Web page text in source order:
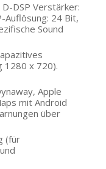
DSP Verstärker:
Auflösung: 24 Bit,
Sound
1280 x 720).
Apple
mit Android
über
(für